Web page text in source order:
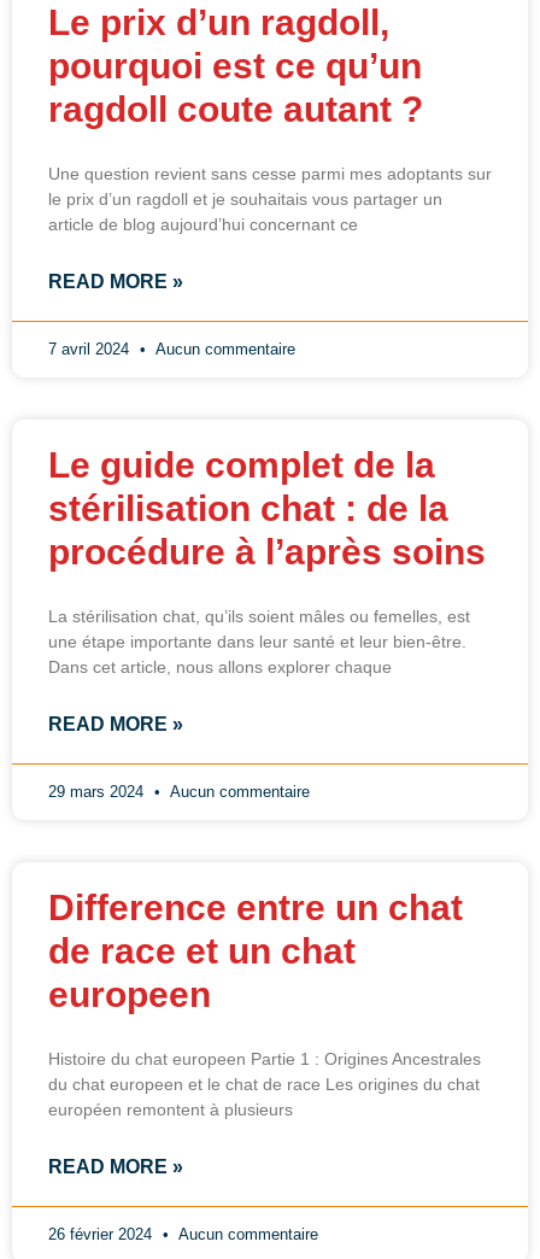
Le prix d’un ragdoll,
pourquoi est ce qu’un
ragdoll coute autant ?
Une question revient sans cesse parmi mes adoptants sur
le prix d’un ragdoll et je souhaitais vous partager un
article de blog aujourd’hui concernant ce
READ MORE »
7 avril 2024 Aucun commentaire
Le guide complet de la
stérilisation chat : de la
procédure à l’après soins
La stérilisation chat, qu’ils soient mâles ou femelles, est
une étape importante dans leur santé et leur bien-être.
Dans cet article, nous allons explorer chaque
READ MORE »
29 mars 2024 Aucun commentaire
Difference entre un chat
de race et un chat
europeen
Histoire du chat europeen Partie 1 : Origines Ancestrales
du chat europeen et le chat de race Les origines du chat
européen remontent à plusieurs
READ MORE »
26 février 2024 Aucun commentaire